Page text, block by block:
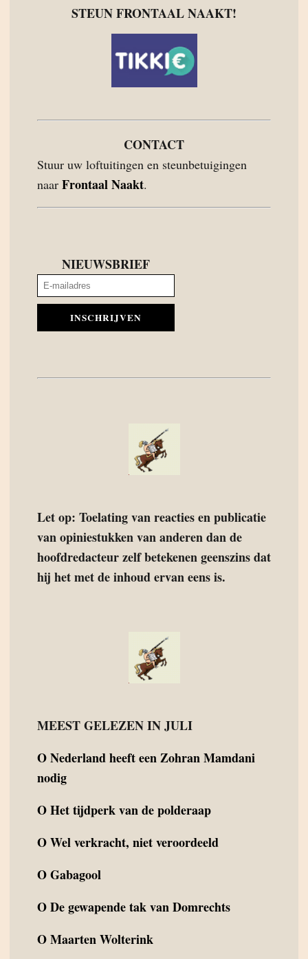
STEUN FRONTAAL NAAKT!
CONTACT
Stuur uw loftuitingen en steunbetuigingen
naar Frontaal Naakt.
NIEUWSBRIEF
INSCHRIJVEN
Let op: Toelating van reacties en publicatie
van opiniestukken van anderen dan de
hoofdredacteur zelf betekenen geenszins dat
hij het met de inhoud ervan eens is.
MEEST GELEZEN IN JULI
ONederland heeft een Zohran Mamdani
nodig
OHet tijdperk van de polderaap
OWel verkracht, niet veroordeeld
OGabagool
ODe gewapende tak van Domrechts
OMaarten Wolterink